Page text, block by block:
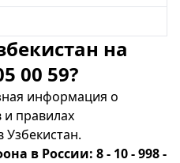
на
00 59?
информация о
правилах
в России: 8 - 10 - 998 -